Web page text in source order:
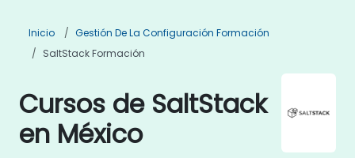
Inicio
Gestión De La Configuración Formación
SaltStack Formación
Cursos de SaltStack
en México